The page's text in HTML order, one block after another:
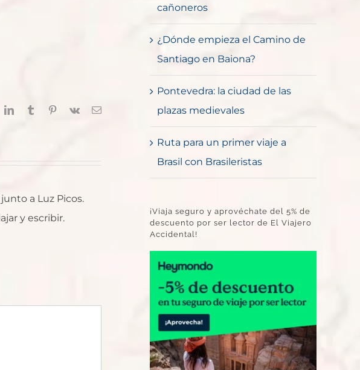
LinkedInTumblr Pinterest
Vk
Correo
a Luz Picos.
y escribir.
cañoneros
¿Dónde empieza el Camino de
Santiago en Baiona?
Pontevedra: la ciudad de las
plazas medievales
Ruta para un primer viaje a
Brasil con Brasileristas
¡Viaja seguro y aprovéchate del 5% de
descuento por ser lector de El Viajero
Accidental!